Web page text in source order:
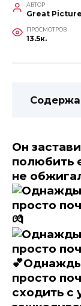
АВТОР
Great Picture
ПРОСМОТРОВ
13.5к.
Он
полюбить
не
💏
💕Однажды
просто
сходить с